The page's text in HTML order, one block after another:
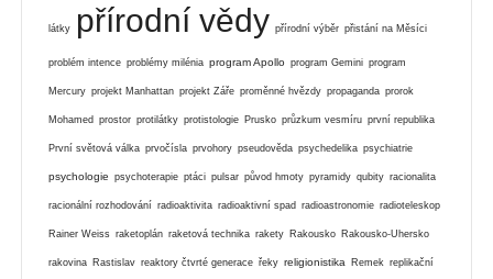
látky přírodní vědy přírodní výběr přistání na Měsíci
problém intence problémy milénia program Apollo program Gemini program
Mercury projekt Manhattan projekt Záře proměnné hvězdy propaganda prorok
Mohamed prostor protilátky protistologie Prusko průzkum vesmíru první republika
První světová válka prvočísla prvohory pseudověda psychedelika psychiatrie
psychologie psychoterapie ptáci pulsar původ hmoty pyramidy qubity racionalita
racionální rozhodování radioaktivita radioaktivní spad radioastronomie radioteleskop
Rainer Weiss raketoplán raketová technika rakety Rakousko Rakousko-Uhersko
rakovina Rastislav reaktory čtvrté generace řeky religionistika Remek replikační